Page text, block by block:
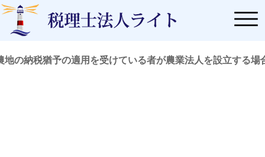
地の納税猶予の適用を受けている者が農業法人を設立する場